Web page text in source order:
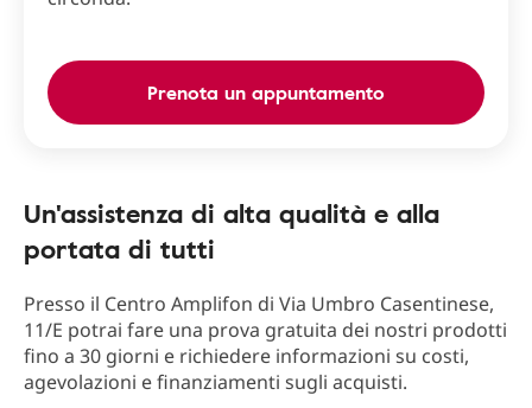
Prenota un appuntamento
Un'assistenza di alta qualità e alla
portata di tutti
Presso il Centro Amplifon di Via Umbro Casentinese,
11/E potrai fare una prova gratuita dei nostri prodotti
fino a 30 giorni e richiedere informazioni su costi,
agevolazioni e finanziamenti sugli acquisti.